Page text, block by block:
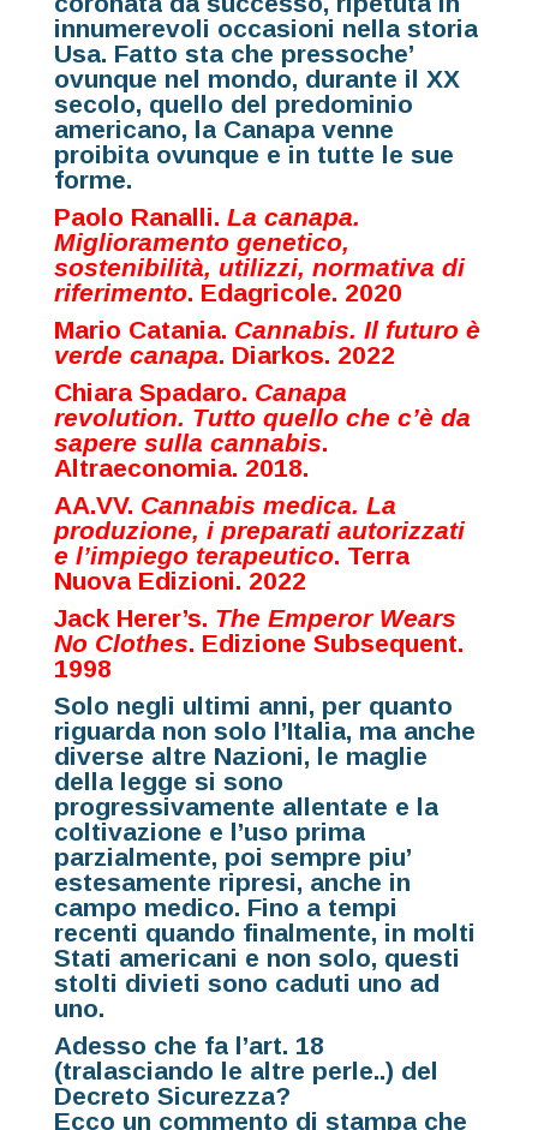
innumerevoli occasioni nella storia
Usa. Fatto sta che pressoche’
ovunque nel mondo, durante il XX
secolo, quello del predominio
americano, la Canapa venne
proibita ovunque e in tutte le sue
forme.
Paolo Ranalli. La canapa.
Miglioramento genetico,
sostenibilità, utilizzi, normativa di
riferimento. Edagricole. 2020
Mario Catania. Cannabis. Il futuro è
verde canapa. Diarkos. 2022
Chiara Spadaro. Canapa
revolution. Tutto quello che c’è da
sapere sulla cannabis.
Altraeconomia. 2018.
AA.VV. Cannabis medica. La
produzione, i preparati autorizzati
e l’impiego terapeutico. Terra
Nuova Edizioni. 2022
Jack Herer’s. The Emperor Wears
No Clothes.
Subsequent.
1998
Solo negli ultimi anni, per quanto
riguarda non solo l’Italia, ma anche
diverse altre Nazioni, le maglie
della legge si sono
progressivamente allentate e la
coltivazione e l’uso prima
parzialmente, poi sempre piu’
estesamente ripresi, anche in
campo medico. Fino a tempi
recenti quando finalmente, in molti
Stati americani e non solo, questi
stolti divieti sono caduti uno ad
uno.
Adesso che fa l’art. 18
(tralasciando le altre perle..) del
Decreto Sicurezza?
Ecco un commento di stampa che